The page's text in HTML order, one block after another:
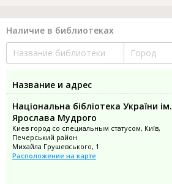
Наличие в библиотеках
Название и адрес
Національна бібліотека України ім.
Ярослава Мудрого
Киев город со специальным статусом, Київ,
Печерський район
Михайла Грушевського, 1
Расположение на карте